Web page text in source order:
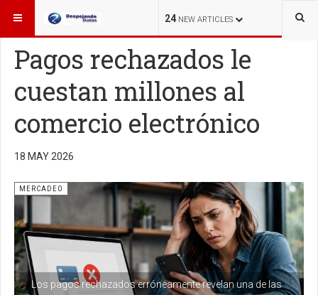
24 NEW ARTICLES
ESTÁ AQUÍ: MERCADEO
Pagos rechazados le
cuestan millones al
comercio electrónico
18 MAY 2026
Los pagos rechazados erróneamente revelan una de las
MERCADEO